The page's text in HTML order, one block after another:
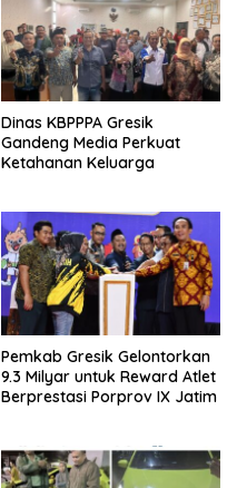
Dinas KBPPPA Gresik
Gandeng Media Perkuat
Ketahanan Keluarga
Pemkab Gresik Gelontorkan
9.3 Milyar untuk Reward Atlet
Berprestasi Porprov IX Jatim